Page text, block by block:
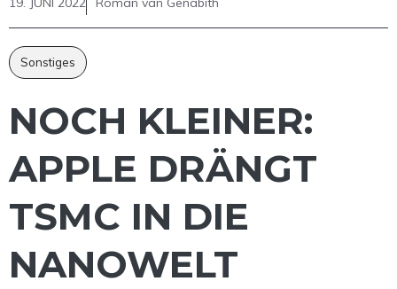
Sonstiges
NOCH KLEINER:
APPLE DRÄNGT
TSMC IN DIE
NANOWELT